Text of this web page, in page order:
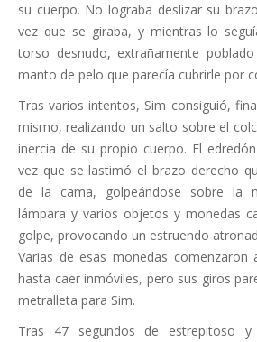
su cuerpo. No lograba deslizar su
vez que se giraba, y mientras lo
torso desnudo, extrañamente
manto de pelo que parecía cubrirle por
Tras varios intentos, Sim consiguió,
mismo, realizando un salto sobre el
inercia de su propio cuerpo. El
vez que se lastimó el brazo derecho
de la cama, golpeándose sobre la
lámpara y varios objetos y monedas
golpe, provocando un estruendo
Varias de esas monedas
hasta caer inmóviles, pero sus giros
metralleta para Sim.
Tras 47 segundos de estrepitoso